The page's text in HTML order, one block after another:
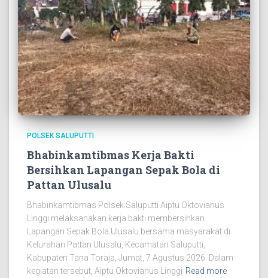
POLSEK SALUPUTTI
Bhabinkamtibmas Kerja Bakti
Bersihkan Lapangan Sepak Bola di
Pattan Ulusalu
Bhabinkamtibmas Polsek Saluputti Aiptu Oktovianus
Linggi melaksanakan kerja bakti membersihkan
Lapangan Sepak Bola Ulusalu bersama masyarakat di
Kelurahan Pattan Ulusalu, Kecamatan Saluputti,
Kabupaten Tana Toraja, Jumat, 7 Agustus 2026. Dalam
kegiatan tersebut, Aiptu Oktovianus Linggi Read more